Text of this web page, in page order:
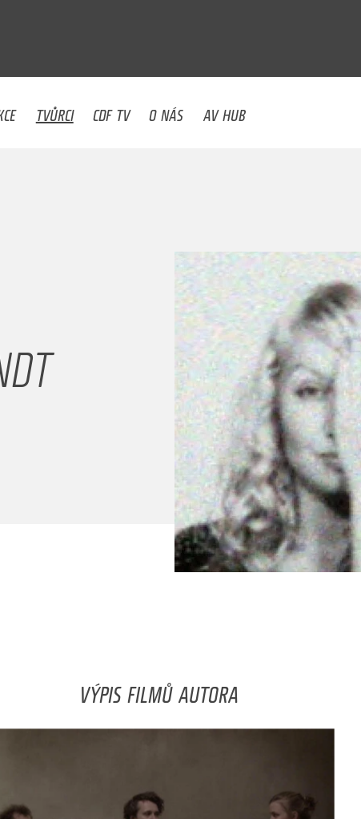
TVŮRCI CDF TV O NÁS AV HUB
VÝPIS FILMŮ AUTORA